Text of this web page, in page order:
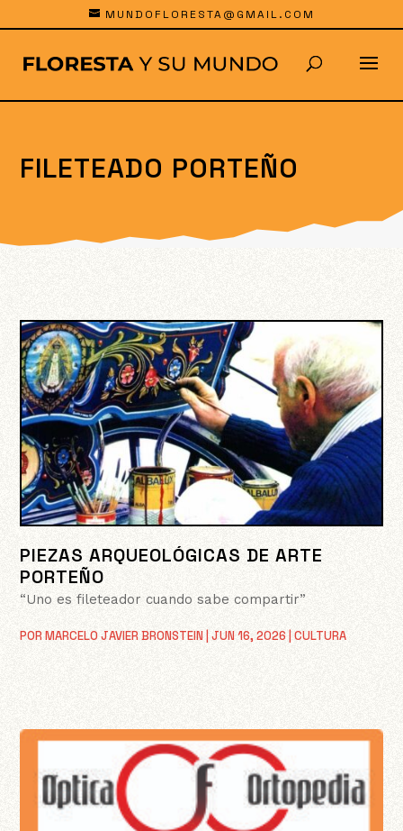
MUNDOFLORESTA@GMAIL.COM
FILETEADO PORTEÑO
PIEZAS ARQUEOLÓGICAS DE ARTE
PORTEÑO
PORMARCELO JAVIER BRONSTEIN |JUN 16, 2026 |CULTURA
“Uno es fileteador cuando sabe compartir”